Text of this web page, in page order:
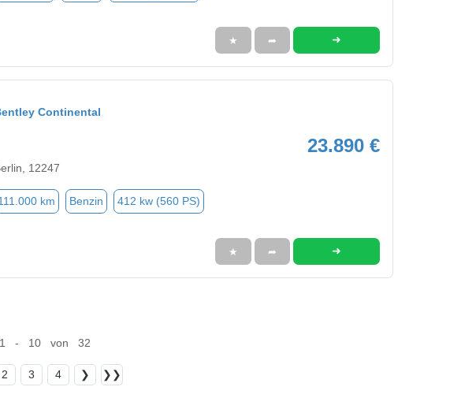
★ ➦ ➜
Continental
23.890 €
12247
km Benzin 412 kw (560 PS)
★ ➦ ➜
1 - 10 von 32
2 3 4 ❯ ❯❯